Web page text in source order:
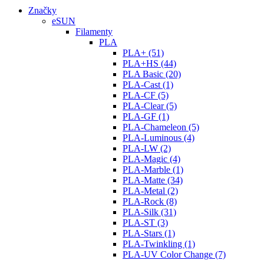
Značky
eSUN
Filamenty
PLA
PLA+ (51)
PLA+HS (44)
PLA Basic (20)
PLA-Cast (1)
PLA-CF (5)
PLA-Clear (5)
PLA-GF (1)
PLA-Chameleon (5)
PLA-Luminous (4)
PLA-LW (2)
PLA-Magic (4)
PLA-Marble (1)
PLA-Matte (34)
PLA-Metal (2)
PLA-Rock (8)
PLA-Silk (31)
PLA-ST (3)
PLA-Stars (1)
PLA-Twinkling (1)
PLA-UV Color Change (7)